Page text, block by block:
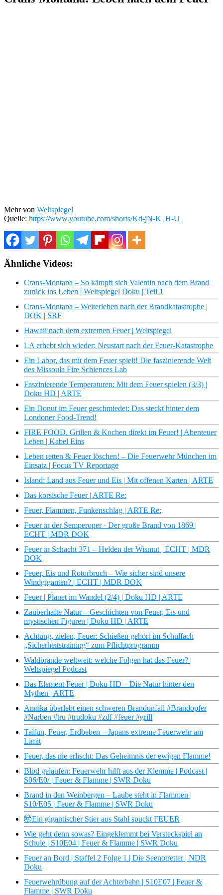
Mehr von Weltspiegel
Quelle: https://www.youtube.com/shorts/Kd-jN-K_H-U
Ähnliche Videos:
Crans-Montana – So kämpft sich Valentin nach dem Brand
zurück ins Leben | Weltspiegel Doku | Teil 1
Crans-Montana – Weiterleben nach der Brandkatastrophe |
DOK | SRF
Hawaii nach dem extremen Feuer | Weltspiegel
LA erhebt sich wieder: Neustart nach der Feuer-Katastrophe
Ein Labor, das mit dem Feuer spielt! Die faszinierende Welt
des Missoula Fire Schiences Lab
Faszinierende Temperaturen: Mit dem Feuer spielen (3/3) |
Doku HD | ARTE
Ein Donut im Feuer geschmiedet: Das steckt hinter dem
Londoner Food-Trend!
FIRE FOOD. Grillen & Kochen direkt im Feuer! | Abenteuer
Leben | Kabel Eins
Leben retten & Feuer löschen! – Die Feuerwehr München im
Einsatz | Focus TV Reportage
Island: Land aus Feuer und Eis | Mit offenen Karten | ARTE
Das korsische Feuer | ARTE Re:
Feuer, Flammen, Funkenschlag | ARTE Re:
Feuer in der Semperoper · Der große Brand von 1869 |
ECHT | MDR DOK
Feuer in Schacht 371 – Helden der Wismut | ECHT | MDR
DOK
Feuer, Eis und Rotorbruch – Wie sicher sind unsere
Windgiganten? | ECHT | MDR DOK
Feuer | Planet im Wandel (2/4) | Doku HD | ARTE
Zauberhafte Natur – Geschichten von Feuer, Eis und
mystischen Figuren | Doku HD | ARTE
Achtung, zielen, Feuer: Schießen gehört im Schulfach
„Sicherheitstraining“ zum Pflichtprogramm
Waldbrände weltweit: welche Folgen hat das Feuer? |
Weltspiegel Podcast
Das Element Feuer | Doku HD – Die Natur hinter den
Mythen | ARTE
Annika überlebt einen schweren Brandunfall #Brandopfer
#Narben #tru #trudoku #zdf #feuer #grill
Taifun, Feuer, Erdbeben – Japans extreme Feuerwehr am
Limit
Feuer, das nie erlischt: Das Geheimnis der ewigen Flamme!
Blöd gelaufen: Feuerwehr hilft aus der Klemme | Podcast |
S06/E0/ | Feuer & Flamme | SWR Doku
Brand in den Weinbergen – Laube steht in Flammen |
S10/E05 | Feuer & Flamme | SWR Doku
🤯Ein gigantischer Stier aus Stahl spuckt FEUER
Wie geht denn sowas? Eingeklemmt bei Versteckspiel an
Schule | S10E04 | Feuer & Flamme | SWR Doku
Feuer an Bord | Staffel 2 Folge 1 | Die Seenotretter | NDR
Doku
Feuerwehrübung auf der Achterbahn | S10E07 | Feuer &
Flamme | SWR Doku